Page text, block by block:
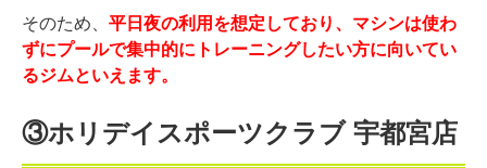
そのため、 平日夜の利用を想定しており、マシンは使わ
ずにプールで集中的にトレーニングしたい方に向いてい
るジムといえます。
③ホリデイスポーツクラブ 宇都宮店